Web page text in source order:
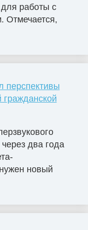
работы с
Отмечается,
перспективы
гражданской
два года
новый